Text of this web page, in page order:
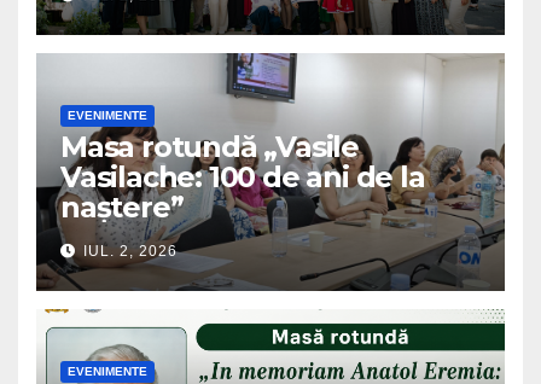
EVENIMENTE
Masa rotundă „Vasile
Vasilache: 100 de ani de la
naștere”
IUL. 2, 2026
EVENIMENTE